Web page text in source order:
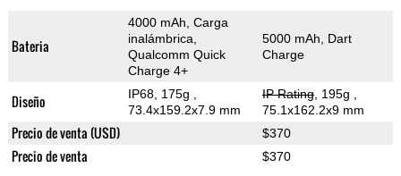
Bateria
4000 mAh, Carga
inalámbrica,
Qualcomm Quick
Charge 4+
5000 mAh, Dart
Charge
Diseño IP68, 175g
73.4x159.2x7.9 mm
IP Rating, 195g
75.1x162.2x9 mm
Precio de venta (USD) $370
Precio de venta $370